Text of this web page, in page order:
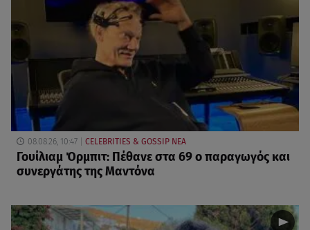
08.08.26, 10:47 CELEBRITIES & GOSSIP ΝΕΑ
Γουίλιαμ Όρμπιτ: Πέθανε στα 69 ο παραγωγός και
συνεργάτης της Μαντόνα